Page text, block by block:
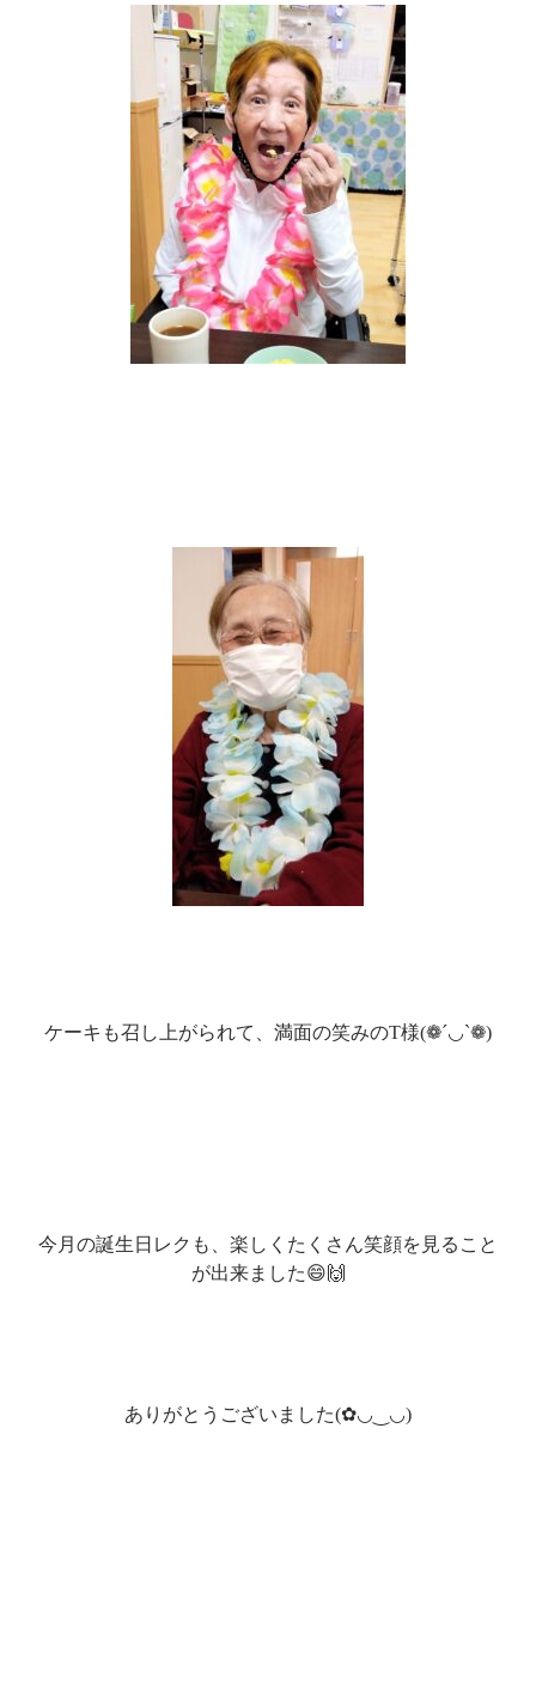
ケーキも召し上がられて、満面の笑みのT様(❁´◡`❁)
今月の誕生日レクも、楽しくたくさん笑顔を見ること
が出来ました😄🙌
ありがとうございました(✿◡‿◡)